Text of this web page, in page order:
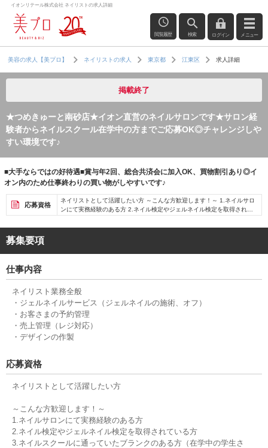
イオンリテール株式会社 ネイリストの求人詳細
閲覧履歴 検索 ログイン メニュー
美容の求人【美プロ】 ネイリストの求人 東京都 江東区 求人詳細
掲載終了
★つめきゅーと南砂店★イオン直営のネイルサロンです★サロン経
験者からネイルスクール在学中の方までご応募OK◎チャレンジしや
すい環境です♪
■大手ならではの好待遇■賞与年2回、総合共済会に加入OK、買物割引あり◎イ
オン内のため仕事終わりの買い物がしやすいです♪
応募資格
ネイリストとして活躍したい方 ～こんな方歓迎します！～ 1.ネイルサロ
ンにて実務経験のある方 2.ネイル検定やジェルネイル検定を取得されて
さん） 4.ネイルが大好きで趣味でセルフネイルなど普段からしている方
募集要項
仕事内容
ネイリスト業務全般
・ジェルネイルサービス（ジェルネイルの施術、オフ）
・お客さまの予約管理
・売上管理（レジ対応）
・デザインの作製
応募資格
ネイリストとして活躍したい方
～こんな方歓迎します！～
1.ネイルサロンにて実務経験のある方
2.ネイル検定やジェルネイル検定を取得されている方
3.ネイルスクールに通っていたブランクのある方（在学中の学生さ